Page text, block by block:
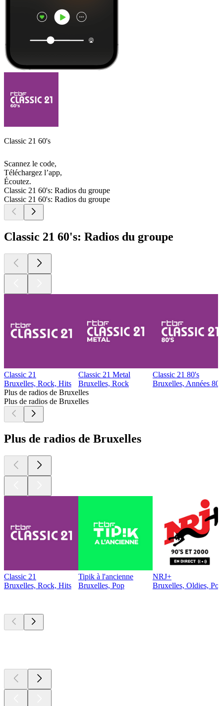
Classic 21 60's
Scannez le code,
Téléchargez l’app,
Écoutez.
Classic 21 60's: Radios du groupe
Classic 21 60's: Radios du groupe
Classic 21 60's: Radios du groupe
Classic 21
Bruxelles, Rock, Hits
Classic 21 Metal
Bruxelles, Rock
Classic 21 80's
Bruxelles, Années 80
Plus de radios de Bruxelles
Plus de radios de Bruxelles
Plus de radios de Bruxelles
Classic 21
Bruxelles, Rock, Hits
Tipik à l'ancienne
Bruxelles, Pop
NRJ+
Bruxelles, Oldies,